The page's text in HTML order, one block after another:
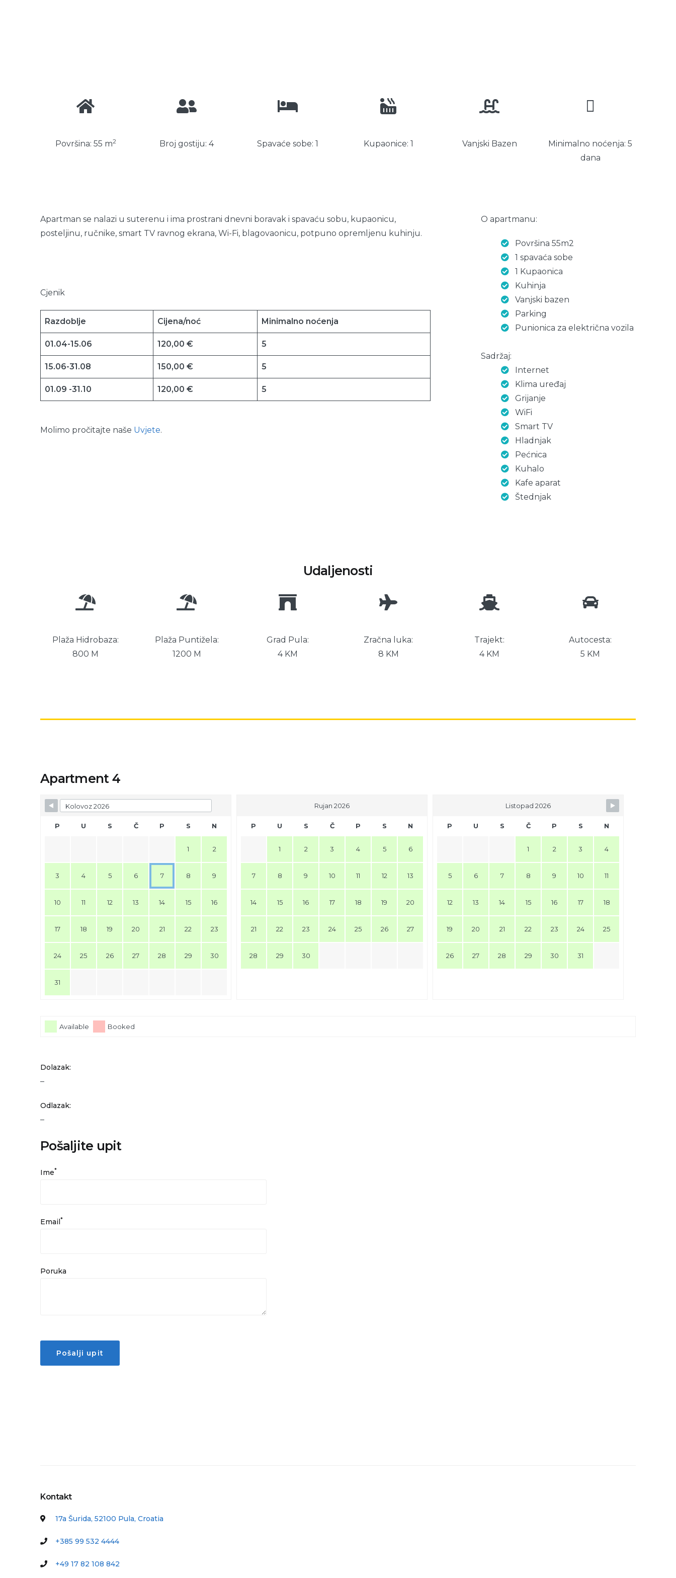
Površina: 55 m2 Broj gostiju: 4 Spavaće sobe: 1 Kupaonice: 1 Vanjski Bazen
Minimalno noćenja: 5
dana
Apartman se nalazi u suterenu i ima prostrani dnevni boravak i spavaću sobu, kupaonicu,
posteljinu, ručnike, smart TV ravnog ekrana, Wi-Fi, blagovaonicu, potpuno opremljenu kuhinju.
Cjenik
Razdoblje Cijena/noć Minimalno noćenja
01.04-15.06 120,00 € 5
15.06-31.08 150,00 € 5
01.09 -31.10 120,00 € 5
Molimo pročitajte naše Uvjete.
O apartmanu:
Površina 55m2
1 spavaća sobe
1 Kupaonica
Kuhinja
Vanjski bazen
Parking
Punionica za električna vozila
Sadržaj:
Internet
Klima uređaj
Grijanje
WiFi
Smart TV
Hladnjak
Pećnica
Kuhalo
Kafe aparat
Štednjak
Udaljenosti
Plaža Hidrobaza:
800 M
Plaža Puntižela:
1200 M
Grad Pula:
4 KM
Zračna luka:
8 KM
Trajekt:
4 KM
Autocesta:
5 KM
Apartment 4
P U S Č P S N
1 2
3 4 5 6 7 8 9
10 11 12 13 14 15 16
17 18 19 20 21 22 23
24 25 26 27 28 29 30
31
Rujan 2026
P U S Č P S N
1 2 3 4 5 6
7 8 9 10 11 12 13
14 15 16 17 18 19 20
21 22 23 24 25 26 27
28 29 30
Listopad 2026
P U S Č P S N
1 2 3 4
5 6 7 8 9 10 11
12 13 14 15 16 17 18
19 20 21 22 23 24 25
26 27 28 29 30 31
Available Booked
Dolazak:
–
Odlazak:
–
Pošaljite upit
Ime*
Email*
Poruka
Pošalji upit
Kontakt
17a Šurida, 52100 Pula, Croatia
+385 99 532 4444
+49 17 82 108 842